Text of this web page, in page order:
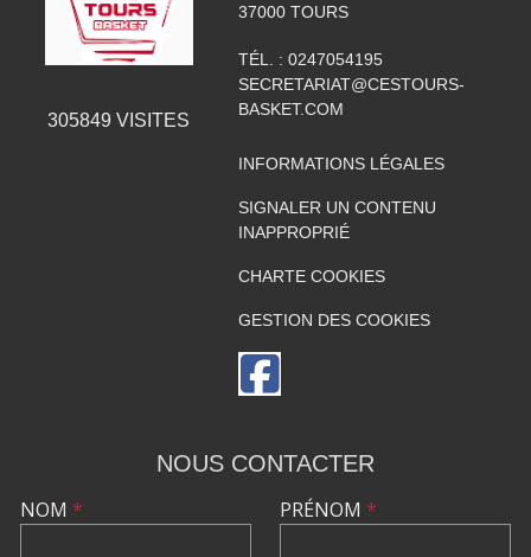
305849 VISITES
37000 TOURS
TÉL. : 0247054195
SECRETARIAT@CESTOURS-
BASKET.COM
INFORMATIONS LÉGALES
SIGNALER UN CONTENU
INAPPROPRIÉ
CHARTE COOKIES
GESTION DES COOKIES
NOUS CONTACTER
NOM * PRÉNOM *